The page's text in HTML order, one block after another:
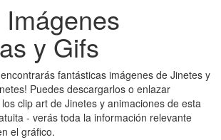
y Gifs
fantásticas imágenes de Jinetes y
Puedes descargarlos o enlazar
clip art de Jinetes y animaciones de esta
- verás toda la información relevante
el gráfico.